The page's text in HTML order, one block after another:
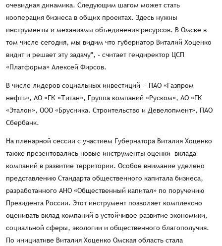
очевидная динамика. Следующим шагом может стать
кооперация бизнеса в общих проектах. Здесь нужны
инструменты и механизмы объединения ресурсов. В Омске в
том числе сегодня, мы видим что губернатор Виталий Хоценко
видит и решает эту задачу", - считает гендиректор ЦСП
«Платформа» Алексей Фирсов.
В числе лидеров социальных инвестиций - ПАО «Газпром
нефть», АО «ГК «Титан», Группа компаний «Руском», АО «ГК
«Эталон», ООО «Брусника. Строительство и Девелопмент», ПАО
Сбербанк.
На пленарной сессии с участием Губернатора Виталия Хоценко
также презентовались новые инструменты оценки вклада
компаний в развитие территории. Особое внимание уделено
представлению Стандарта общественного капитала бизнеса,
разработанного АНО «Общественный капитал» по поручению
Президента России. Этот инструмент позволяет комплексно
оценивать вклад компаний в устойчивое развитие экономики,
социальной сферы, экологии и общественного благополучия.
По инициативе Виталия Хоценко Омская область стала